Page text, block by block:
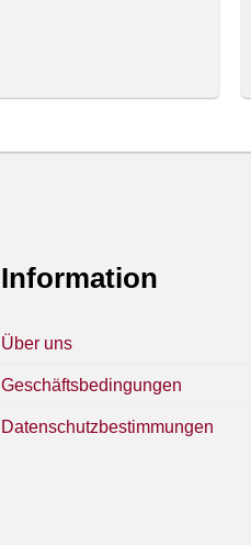
Information
Über uns
Geschäftsbedingungen
Datenschutzbestimmungen